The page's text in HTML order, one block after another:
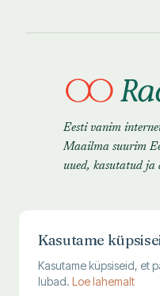
Eesti vanim
Maailma suurim
uued, kasutatud ja
Kasutame
Kasutame küpsiseid, et
lubad. Loe lahemalt